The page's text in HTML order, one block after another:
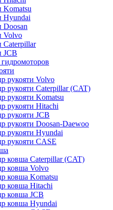
Komatsu
Hyundai
Doosan
Volvo
Caterpillar
JCB
рукояти Volvo
рукояти Caterpillar (CAT)
рукояти Komatsu
рукояти Hitachi
рукояти JCB
рукояти Doosan-Daewoo
рукояти Hyundai
рукояти CASE
ковша Caterpillar (CAT)
ковша Volvo
ковша Komatsu
ковша Hitachi
ковша JCB
ковша Hyundai